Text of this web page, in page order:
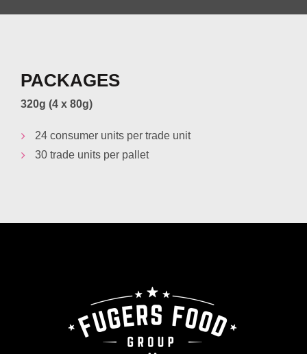
PACKAGES
320g (4 x 80g)
24 consumer units per trade unit
30 trade units per pallet